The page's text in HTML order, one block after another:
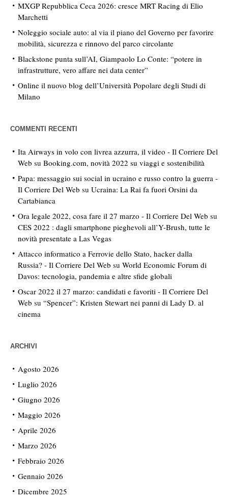
MXGP Repubblica Ceca 2026: cresce MRT Racing di Elio
Marchetti
Noleggio sociale auto: al via il piano del Governo per favorire
mobilità, sicurezza e rinnovo del parco circolante
Blackstone punta sull’AI, Giampaolo Lo Conte: “potere in
infrastrutture, vero affare nei data center”
Online il nuovo blog dell’Università Popolare degli Studi di
Milano
COMMENTI RECENTI
Ita Airways in volo con livrea azzurra, il video - Il Corriere Del
Web su Booking.com, novità 2022 su viaggi e sostenibilità
Papa: messaggio sui social in ucraino e russo contro la guerra -
Il Corriere Del Web su Ucraina: La Rai fa fuori Orsini da
Cartabianca
Ora legale 2022, cosa fare il 27 marzo - Il Corriere Del Web su
CES 2022 : dagli smartphone pieghevoli all’Y-Brush, tutte le
novità presentate a Las Vegas
Attacco informatico a Ferrovie dello Stato, hacker dalla
Russia? - Il Corriere Del Web su World Economic Forum di
Davos: tecnologia, pandemia e altre sfide globali
Oscar 2022 il 27 marzo: candidati e favoriti - Il Corriere Del
Web su “Spencer”: Kristen Stewart nei panni di Lady D. al
cinema
ARCHIVI
Agosto 2026
Luglio 2026
Giugno 2026
Maggio 2026
Aprile 2026
Marzo 2026
Febbraio 2026
Gennaio 2026
Dicembre 2025